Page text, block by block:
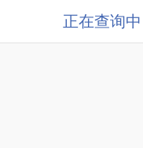
正在查询中